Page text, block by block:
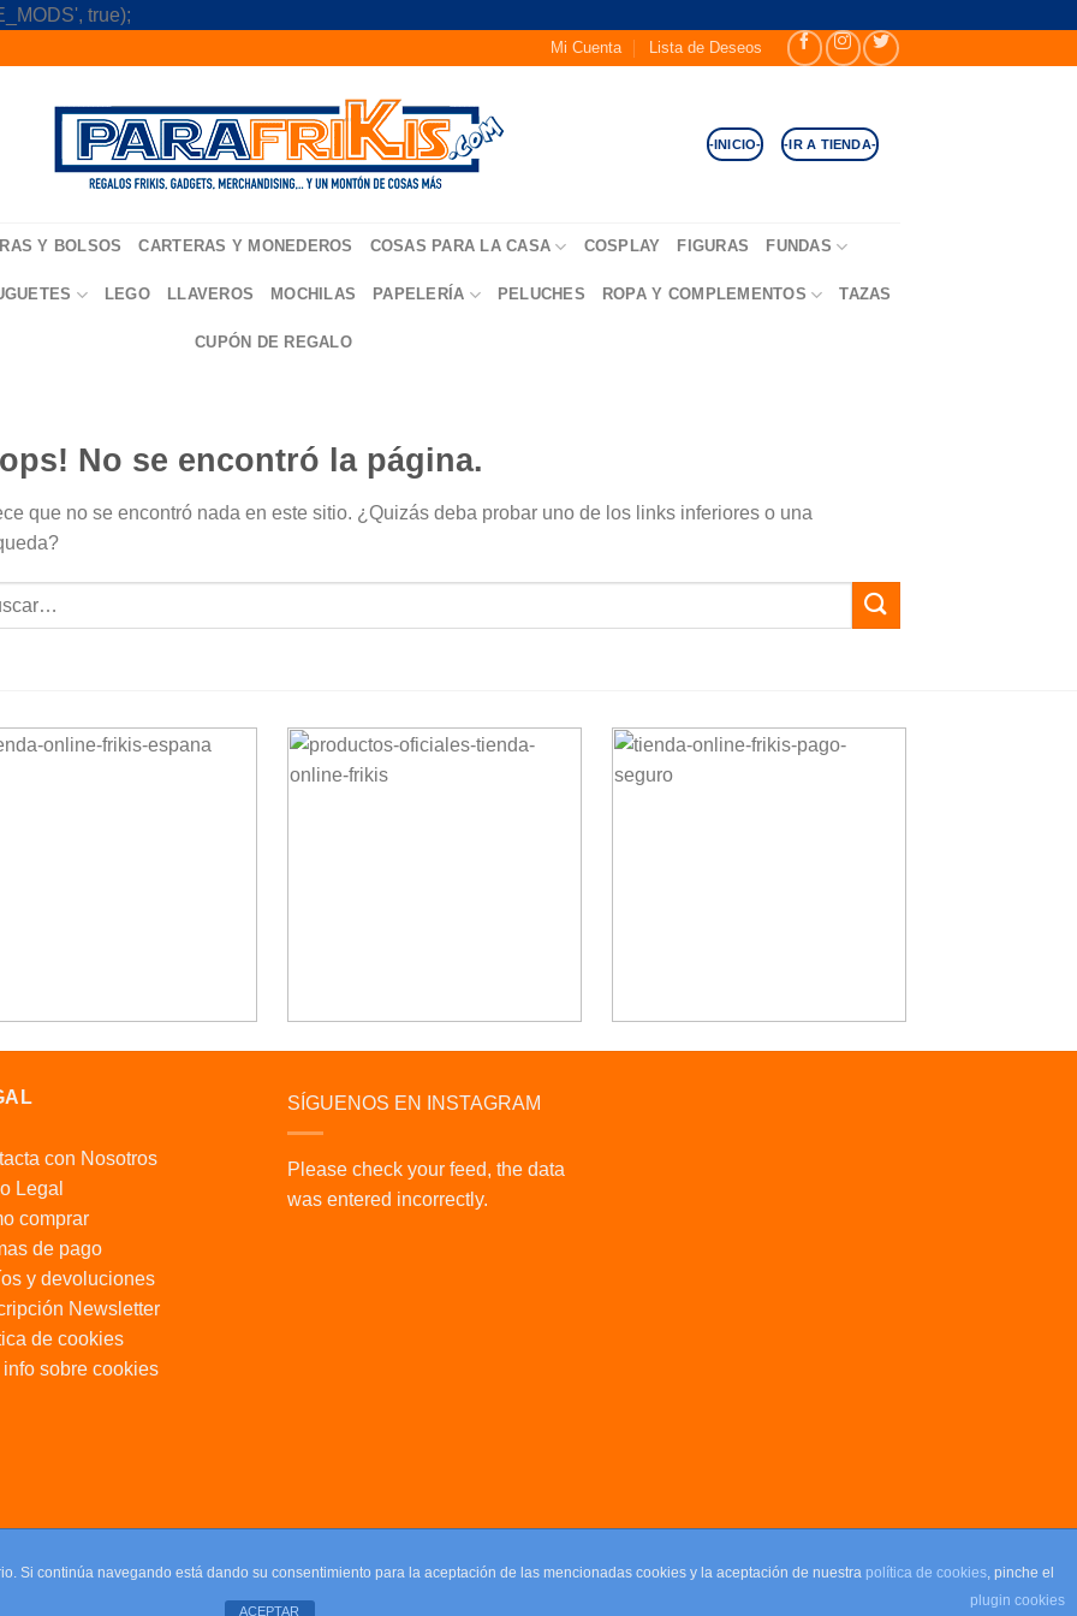
true);
Mi Cuenta Lista de Deseos
-INICIO- -IR A TIENDA-
Y BOLSOS CARTERAS Y MONEDEROS COSAS PARA LA CASA COSPLAY FIGURAS FUNDAS
LEGO LLAVEROS MOCHILAS PAPELERÍA PELUCHES ROPA Y COMPLEMENTOS TAZAS
CUPÓN DE REGALO
No se encontró la página.
que no se encontró nada en este sitio. ¿Quizás deba probar uno de los links inferiores o una
con Nosotros
Legal
comprar
de pago
y devoluciones
Newsletter
de cookies
info sobre cookies
SÍGUENOS EN INSTAGRAM
Please check your feed, the data
was entered incorrectly.
Si continúa navegando está dando su consentimiento para la aceptación de las mencionadas cookies y la aceptación de nuestra política de cookies, pinche el
plugin cookies
ACEPTAR